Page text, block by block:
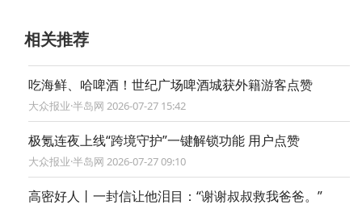
相关推荐
吃海鲜、哈啤酒！世纪广场啤酒城获外籍游客点赞
大众报业·半岛网 2026-07-27 15:42
极氪连夜上线“跨境守护”一键解锁功能 用户点赞
大众报业·半岛网 2026-07-27 09:10
高密好人丨一封信让他泪目：“谢谢叔叔救我爸爸。”